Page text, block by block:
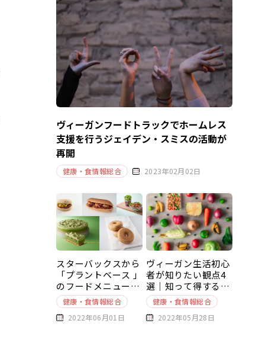
ヴィーガンフードトラックでホームレス
支援を行うジェイデン・スミスの活動が
再開
健康・食情報総合 2023年02月02日
スターバックスから
「プラントベース 」
のフードメニューが
新発売
健康・食情報総合
2022年06月01日
ヴィーガン生活初心
者が知りたい観点4
選｜知って得する豆
知識～基本編～
健康・食情報総合
2022年05月28日